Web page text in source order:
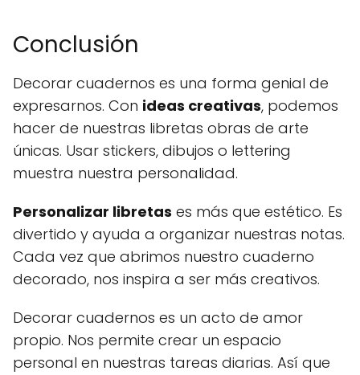
Conclusión
Decorar cuadernos es una forma genial de
expresarnos. Con ideas creativas, podemos
hacer de nuestras libretas obras de arte
únicas. Usar stickers, dibujos o lettering
muestra nuestra personalidad.
Personalizar libretas es más que estético. Es
divertido y ayuda a organizar nuestras notas.
Cada vez que abrimos nuestro cuaderno
decorado, nos inspira a ser más creativos.
Decorar cuadernos es un acto de amor
propio. Nos permite crear un espacio
personal en nuestras tareas diarias. Así que